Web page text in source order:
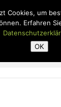
Cookies, um
Erfahren
OK